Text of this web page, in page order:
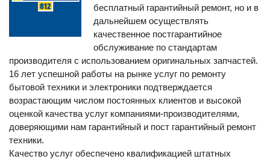
бесплатный гарантийный ремонт, но и в
дальнейшем осуществлять
качественное постгарантийное
обслуживание по стандартам
производителя с использованием оригинальных запчастей.
16 лет успешной работы на рынке услуг по ремонту
бытовой техники и электроники подтверждается
возрастающим числом постоянных клиентов и высокой
оценкой качества услуг компаниями-производителями,
доверяющими нам гарантийный и пост гарантийный ремонт
техники.
Качество услуг обеспечено квалификацией штатных